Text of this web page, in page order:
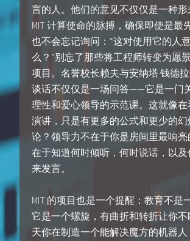
言的人。他们的意见不仅仅是一种形
MIT 计算使命的脉搏，确保即使是最
也不会忘记询问：“这对使用它的人
么？”别忘了那些将工程师转变为愿
项目。名誉校长赖夫与安纳塔·钱德
谈话不仅仅是一场问答——它是一门
理性和爱心领导的示范课。这就像在
演讲，只是有更多的公式和更少的
论？领导力不在于你是房间里最响
在于知道何时倾听，何时说话，以
来发言。
MIT 的项目也是一个提醒：教育不
它是一个螺旋，有曲折和转折让你
天你在制造一个能解决魔方的机器人